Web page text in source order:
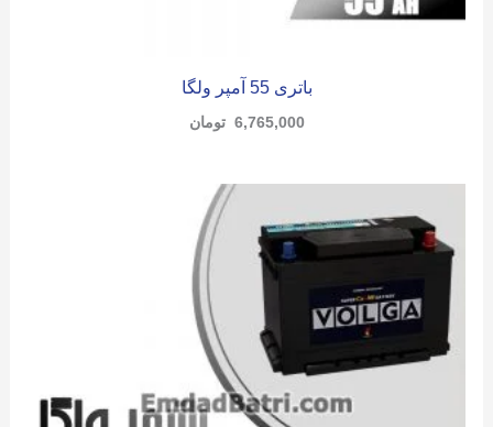
باتری 55 آمپر ولگا
6,765,000 تومان